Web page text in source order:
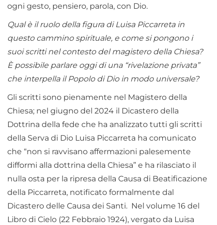
ogni gesto, pensiero, parola, con Dio.
Qual è il ruolo della figura di Luisa Piccarreta in
questo cammino spirituale, e come si pongono i
suoi scritti nel contesto del magistero della Chiesa?
È possibile parlare oggi di una “rivelazione privata”
che interpella il Popolo di Dio in modo universale?
Gli scritti sono pienamente nel Magistero della
Chiesa; nel giugno del 2024 il Dicastero della
Dottrina della fede che ha analizzato tutti gli scritti
della Serva di Dio Luisa Piccarreta ha comunicato
che “non si ravvisano affermazioni palesemente
difformi alla dottrina della Chiesa” e ha rilasciato il
nulla osta per la ripresa della Causa di Beatificazione
della Piccarreta, notificato formalmente dal
Dicastero delle Causa dei Santi. Nel volume 16 del
Libro di Cielo (22 Febbraio 1924), vergato da Luisa